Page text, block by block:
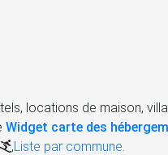
locations de maison,
Widget carte des
,Liste par commune.